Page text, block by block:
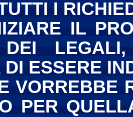
I
IL
LEGALI,
ESSERE
VORREBBE
PER